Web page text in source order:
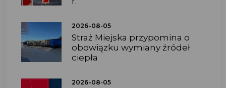
2026-08-05
Straż Miejska przypomina o
obowiązku wymiany źródeł
ciepła
2026-08-05